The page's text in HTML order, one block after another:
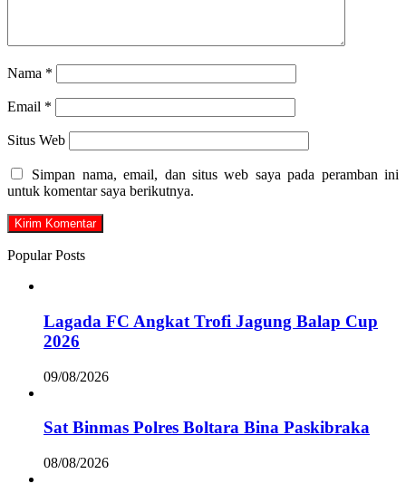
Nama *
Email *
Situs Web
Simpan nama, email, dan situs web saya pada peramban ini
untuk komentar saya berikutnya.
Popular Posts
Lagada FC Angkat Trofi Jagung Balap Cup
2026
09/08/2026
Sat Binmas Polres Boltara Bina Paskibraka
08/08/2026